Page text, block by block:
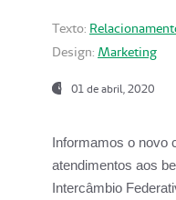
Texto:
Design: Marketing
01 de abril, 2020
Informamos o novo
atendimentos aos
Intercâmbio